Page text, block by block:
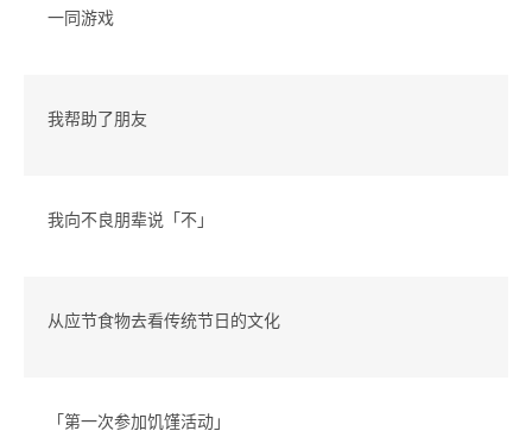
一同游戏
我帮助了朋友
我向不良朋辈说「不」
从应节食物去看传统节日的文化
「第一次参加饥馑活动」